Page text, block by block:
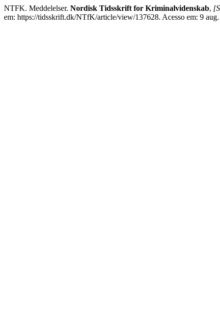
NTFK. Meddelelser. Nordisk Tidsskrift for Kriminalvidenskab,
em: https://tidsskrift.dk/NTfK/article/view/137628. Acesso em: 9